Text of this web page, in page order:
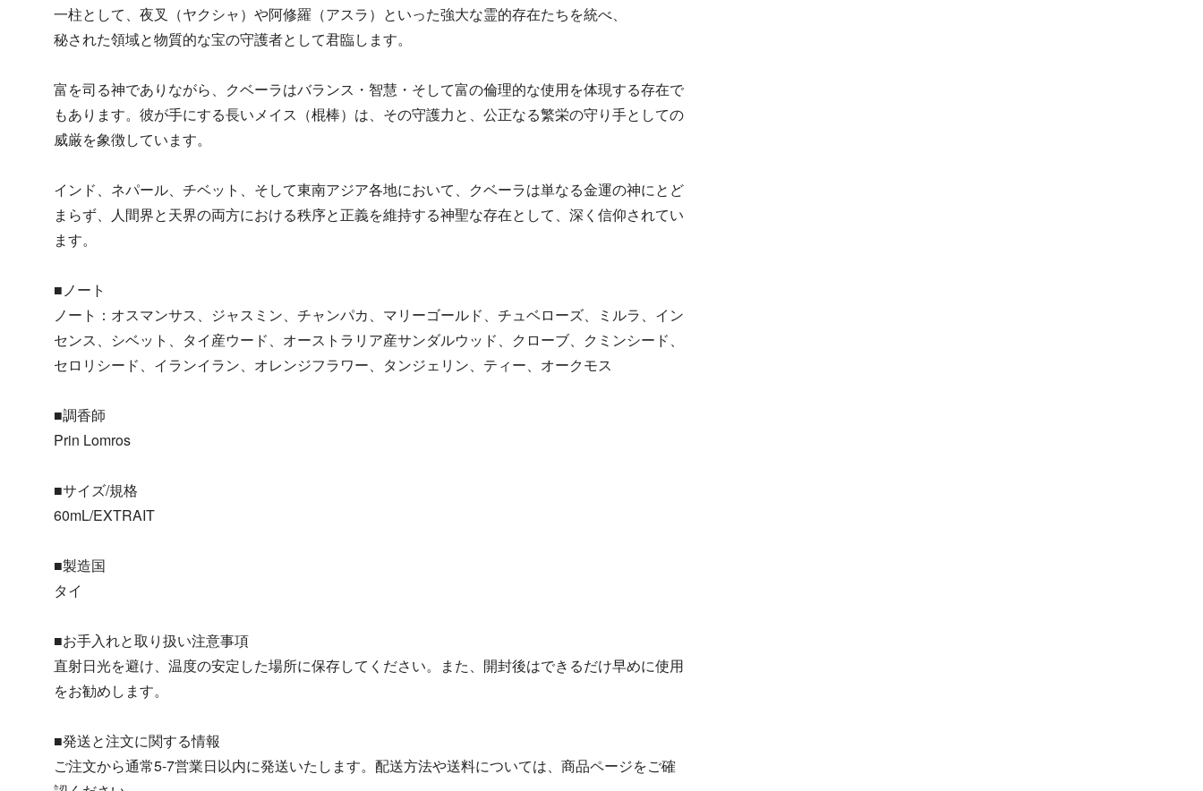
一柱として、夜叉（ヤクシャ）や阿修羅（アスラ）といった強大な霊的存在たちを統べ、​
秘された領域と物質的な宝の守護者として君臨します。​
​富を司る神でありながら、クベーラはバランス・智慧・そして富の倫理的な使用を体現する存在で
もあります。彼が手にする長いメイス（棍棒）は、その守護力と、公正なる繁栄の守り手としての
威厳を象徴しています。​
インド、ネパール、チベット、そして東南アジア各地において、クベーラは単なる金運の神にとど
まらず、​人間界と天界の両方における秩序と正義を維持する神聖な存在として、深く信仰されてい
ます。​​​
■ノート
ノート：オスマンサス、ジャスミン、チャンパカ、マリーゴールド、チュベローズ、ミルラ、イン
センス、シベット、タイ産ウード、オーストラリア産サンダルウッド、クローブ、クミンシード、
セロリシード、イランイラン、オレンジフラワー、タンジェリン、ティー、オークモス​​
■調香師
Prin Lomros​
■サイズ/規格
60mL/EXTRAIT
■製造国
タイ
■お手入れと取り扱い注意事項
直射日光を避け、温度の安定した場所に保存してください。また、開封後はできるだけ早めに使用
をお勧めします。
■発送と注文に関する情報
ご注文から通常5-7営業日以内に発送いたします。配送方法や送料については、商品ページをご確